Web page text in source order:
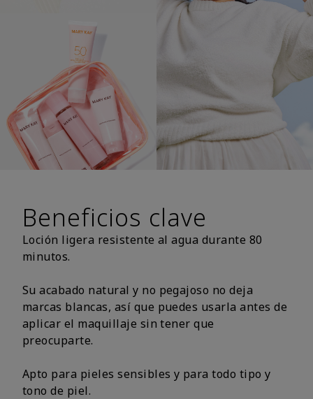
Beneficios clave
Loción ligera resistente al agua durante 80
minutos.
Su acabado natural y no pegajoso no deja
marcas blancas, así que puedes usarla antes de
aplicar el maquillaje sin tener que
preocuparte.
Apto para pieles sensibles y para todo tipo y
tono de piel.